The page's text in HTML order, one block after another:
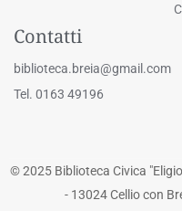
Contatti
biblioteca.breia@gmail.com
Tel. 0163 49196
© 2025 Biblioteca Civica
- 13024 Cellio con